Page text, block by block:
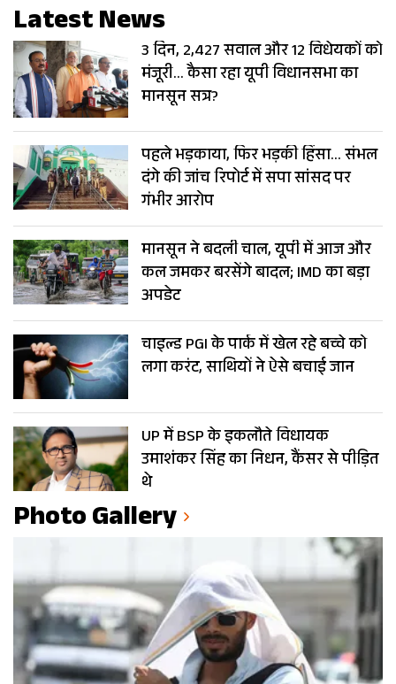
Latest News
3 दिन, 2,427 सवाल और 12 विधेयकों को
मंजूरी… कैसा रहा यूपी विधानसभा का
मानसून सत्र?
पहले भड़काया, फिर भड़की हिंसा… संभल
दंगे की जांच रिपोर्ट में सपा सांसद पर
गंभीर आरोप
मानसून ने बदली चाल, यूपी में आज और
कल जमकर बरसेंगे बादल; IMD का बड़ा
अपडेट
चाइल्ड PGI के पार्क में खेल रहे बच्चे को
लगा करंट, साथियों ने ऐसे बचाई जान
UP में BSP के इकलौते विधायक
उमाशंकर सिंह का निधन, कैंसर से पीड़ित
थे
Photo Gallery